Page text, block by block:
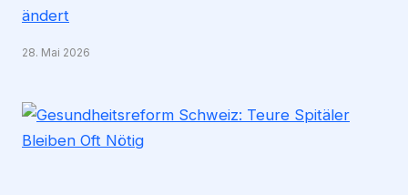
ändert
28. Mai 2026